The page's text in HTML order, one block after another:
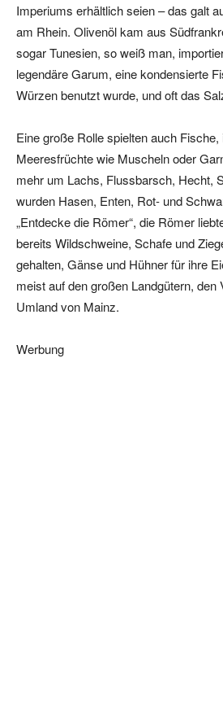
Imperiums erhältlich seien – das galt
am Rhein. Olivenöl kam aus
sogar Tunesien, so weiß man,
legendäre Garum, eine kondensierte
Würzen benutzt wurde, und oft das
Eine große Rolle spielten auch
Meeresfrüchte wie Muscheln oder
mehr um Lachs, Flussbarsch, Hecht,
wurden Hasen, Enten, Rot- und
„Entdecke die Römer“, die Römer
bereits Wildschweine, Schafe und
gehalten, Gänse und Hühner für ihre
meist auf den großen Landgütern, den
Umland von Mainz.
Werbung